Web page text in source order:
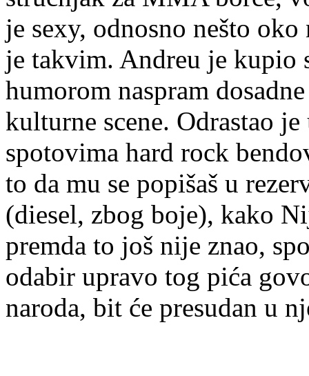
je sexy, odnosno nešto
je takvim. Andreu je kupio
humorom naspram
kulturne scene. Odrastao
spotovima hard rock
to da mu se popišaš u
(diesel, zbog boje), kako
premda to još nije znao,
odabir upravo tog pića
naroda, bit će presudan u